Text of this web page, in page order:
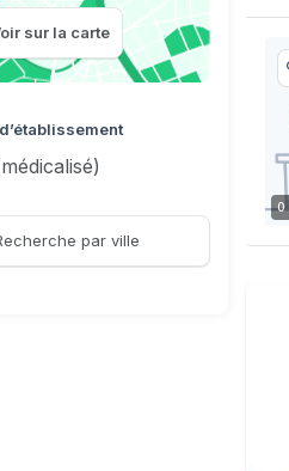
sur la carte
par ville
0